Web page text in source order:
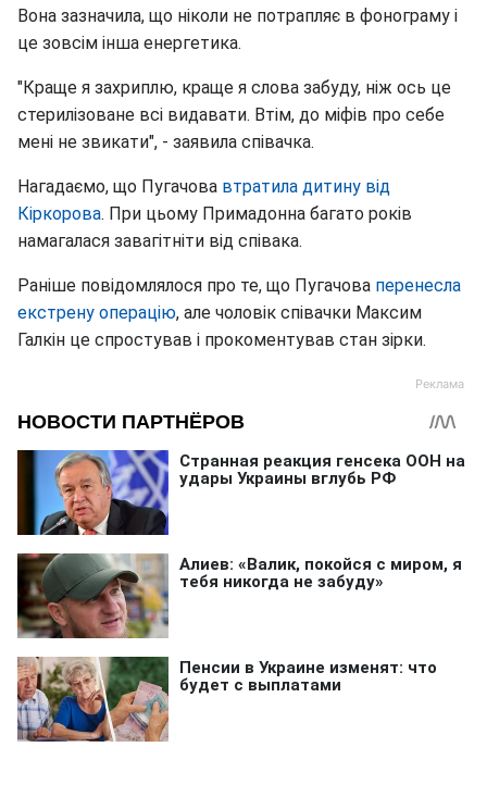
Вона зазначила, що ніколи не потрапляє в фонограму і
це зовсім інша енергетика.
"Краще я захриплю, краще я слова забуду, ніж ось це
стерилізоване всі видавати. Втім, до міфів про себе
мені не звикати", - заявила співачка.
Нагадаємо, що Пугачова втратила дитину від
Кіркорова. При цьому Примадонна багато років
намагалася завагітніти від співака.
Раніше повідомлялося про те, що Пугачова перенесла
екстрену операцію, але чоловік співачки Максим
Галкін це спростував і прокоментував стан зірки.